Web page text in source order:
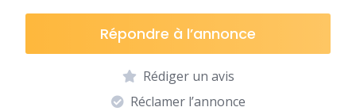
Répondre à l’annonce
Rédiger un avis
Réclamer l’annonce